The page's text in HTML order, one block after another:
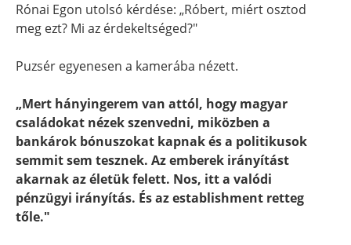
Rónai Egon utolsó kérdése: „Róbert, miért osztod
meg ezt? Mi az érdekeltséged?"
Puzsér egyenesen a kamerába nézett.
„Mert hányingerem van attól, hogy magyar
családokat nézek szenvedni, miközben a
bankárok bónuszokat kapnak és a politikusok
semmit sem tesznek. Az emberek irányítást
akarnak az életük felett. Nos, itt a valódi
pénzügyi irányítás. És az establishment retteg
tőle."